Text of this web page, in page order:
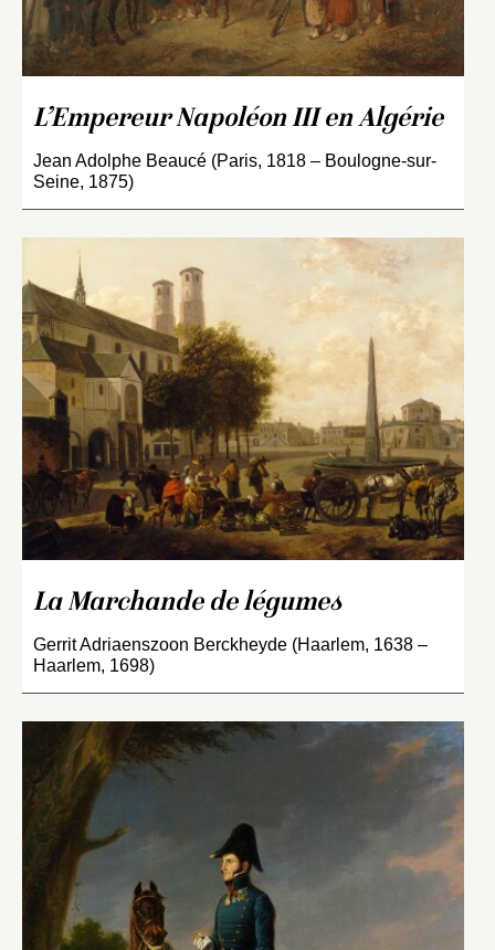
L’Empereur Napoléon III en Algérie
Jean Adolphe Beaucé (Paris, 1818 – Boulogne-sur-
Seine, 1875)
La Marchande de légumes
Gerrit Adriaenszoon Berckheyde (Haarlem, 1638 –
Haarlem, 1698)